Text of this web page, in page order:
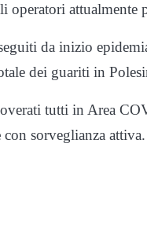
operatori
da inizio
dei guariti in
tutti in Area
con sorveglianza attiva.